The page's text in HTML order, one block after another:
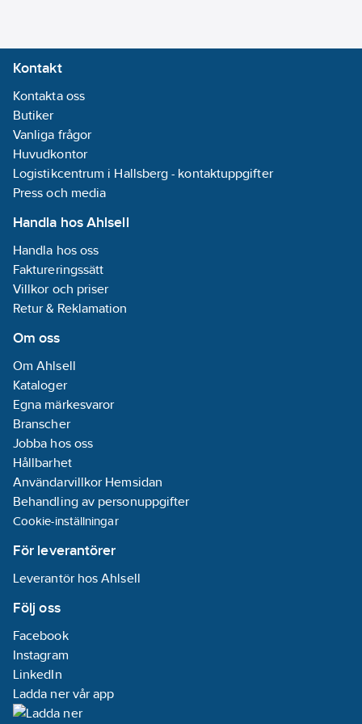
Kontakt
Kontakta oss
Butiker
Vanliga frågor
Huvudkontor
Logistikcentrum i Hallsberg - kontaktuppgifter
Press och media
Handla hos Ahlsell
Handla hos oss
Faktureringssätt
Villkor och priser
Retur & Reklamation
Om oss
Om Ahlsell
Kataloger
Egna märkesvaror
Branscher
Jobba hos oss
Hållbarhet
Användarvillkor Hemsidan
Behandling av personuppgifter
Cookie-inställningar
För leverantörer
Leverantör hos Ahlsell
Följ oss
Facebook
Instagram
LinkedIn
Ladda ner vår app